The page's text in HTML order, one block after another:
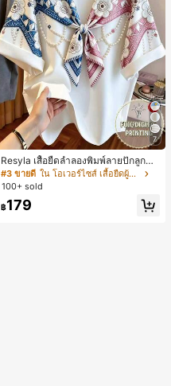
7
Resyla เสื้อยืดลำลองพิมพ์ลายปักลูกปัด
รูปโบว์ขนาดใหญ่สำหรับผู้หญิง
#3 ขายดี
ใน โอเวอร์ไซส์ เสื้อยืดผู้หญิง
100+ sold
฿179